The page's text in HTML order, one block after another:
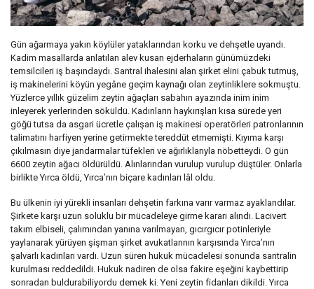
Gün ağarmaya yakın köylüler yataklarından korku ve dehşetle uyandı.
Kadim masallarda anlatılan alev kusan ejderhaların günümüzdeki
temsilcileri iş başındaydı. Santral ihalesini alan şirket elini çabuk tutmuş,
iş makinelerini köyün yegâne geçim kaynağı olan zeytinliklere sokmuştu.
Yüzlerce yıllık güzelim zeytin ağaçları sabahın ayazında inim inim
inleyerek yerlerinden söküldü. Kadınların haykırışları kısa sürede yeri
göğü tutsa da asgari ücretle çalışan iş makinesi operatörleri patronlarının
talimatını harfiyen yerine getirmekte tereddüt etmemişti. Kıyıma karşı
çıkılmasın diye jandarmalar tüfekleri ve ağırlıklarıyla nöbetteydi. O gün
6600 zeytin ağacı öldürüldü. Alınlarından vurulup vurulup düştüler. Onlarla
birlikte Yırca öldü, Yırca’nın biçare kadınları lâl oldu.
Bu ülkenin iyi yürekli insanları dehşetin farkına varır varmaz ayaklandılar.
Şirkete karşı uzun soluklu bir mücadeleye girme kararı alındı. Lacivert
takım elbiseli, çalımından yanına varılmayan, gıcırgıcır potinleriyle
yaylanarak yürüyen şişman şirket avukatlarının karşısında Yırca’nın
şalvarlı kadınları vardı. Uzun süren hukuk mücadelesi sonunda santralin
kurulması reddedildi. Hukuk nadiren de olsa fakire eşeğini kaybettirip
sonradan buldurabiliyordu demek ki. Yeni zeytin fidanları dikildi. Yırca